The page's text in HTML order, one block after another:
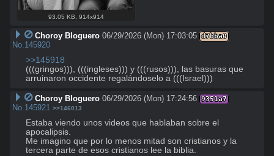
93.05 KB 914x914
Choroy Bloguero 06/29/2026 (Mon) 17:03:05 d7bba0
No.145920
>>145918
(((gringos))), (((ingleses))) y (((rusos))), las basuras que
arruinaron occidente regalándoselo a (((Israel)))
Choroy Bloguero 06/29/2026 (Mon) 17:24:56 9351a7
No.145921 >>146013
Estaba viendo unos videos que hablaban sobre el
apocalipsis.
Me imagino que por lo menos mitad son cristianos y la
tercera parte de esos cristianos lee la biblia.